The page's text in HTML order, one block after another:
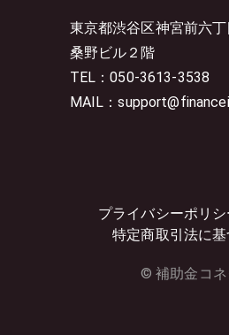
東京都渋谷区神宮前六
桑野ビル２階
TEL：050-3613-3538
MAIL：
プライバシーポリ
特定商取引法に
© 補助金コネ